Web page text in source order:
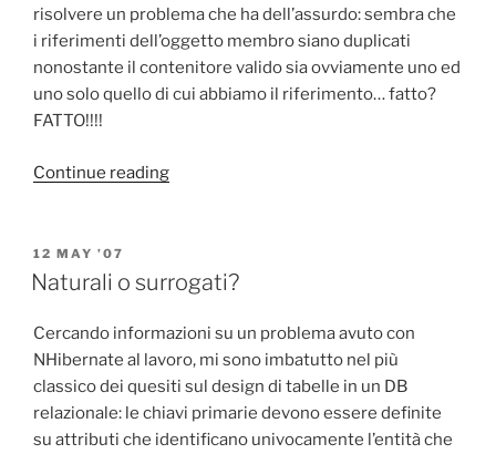
risolvere un problema che ha dell’assurdo: sembra che
i riferimenti dell’oggetto membro siano duplicati
nonostante il contenitore valido sia ovviamente uno ed
uno solo quello di cui abbiamo il riferimento… fatto?
FATTO!!!!
Continue reading“Garbage
ad
the
hard
way!”
POSTED
ON
12 MAY ’07
Naturali o surrogati?
Cercando informazioni su un problema avuto con
NHibernate al lavoro, mi sono imbatutto nel più
classico dei quesiti sul design di tabelle in un DB
relazionale: le chiavi primarie devono essere definite
su attributi che identificano univocamente l’entità che